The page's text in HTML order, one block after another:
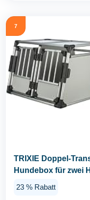
7
TRIXIE Doppel-
Hundebox für zwei
23 % Rabatt